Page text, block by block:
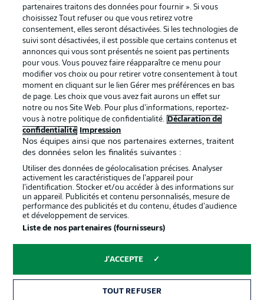
BUNDESLIGA APP
Proposé par
services
Mentions Légales Gérer mes préférences
Diffuseurs
partenaires traitons des données pour fournir ». Si vous
choisissez Tout refuser ou que vous retirez votre
consentement, elles seront désactivées. Si les technologies de
suivi sont désactivées, il est possible que certains contenus et
annonces qui vous sont présentés ne soient pas pertinents
pour vous. Vous pouvez faire réapparaître ce menu pour
modifier vos choix ou pour retirer votre consentement à tout
moment en cliquant sur le lien Gérer mes préférences en bas
de page. Les choix que vous avez fait aurons un effet sur
notre ou nos Site Web. Pour plus d’informations, reportez-
vous à notre politique de confidentialité.
Déclaration de
confidentialité
Impression
Nos équipes ainsi que nos partenaires externes, traitent
des données selon les finalités suivantes :
Utiliser des données de géolocalisation précises. Analyser
activement les caractéristiques de l’appareil pour
l’identification. Stocker et/ou accéder à des informations sur
un appareil. Publicités et contenu personnalisés, mesure de
performance des publicités et du contenu, études d’audience
et développement de services.
Liste de nos partenaires (fournisseurs)
J'ACCEPTE
TOUT REFUSER